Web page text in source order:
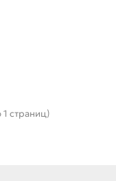
1 страниц)